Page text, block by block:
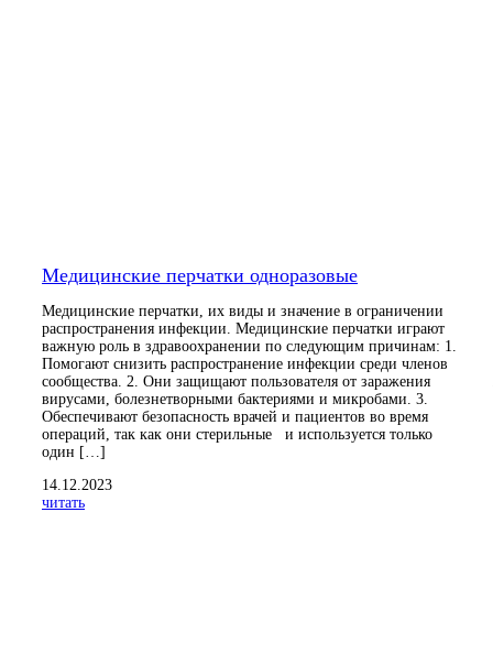
Медицинские перчатки одноразовые
Медицинские перчатки, их виды и значение в ограничении
распространения инфекции. Медицинские перчатки играют
важную роль в здравоохранении по следующим причинам: 1.
Помогают снизить распространение инфекции среди членов
сообщества. 2. Они защищают пользователя от заражения
вирусами, болезнетворными бактериями и микробами. 3.
Обеспечивают безопасность врачей и пациентов во время
операций, так как они стерильные и используется только
один […]
14.12.2023
читать